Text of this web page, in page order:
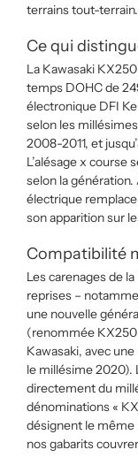
terrains tout-terrain.
Ce qui
La Kawasaki
temps DOHC de
électronique DFI
selon les
2008-2011, et
L’alésage x course
selon la
électrique
son apparition sur
Compatibilité
Les carenages de
reprises –
une nouvelle
(renommée
Kawasaki, avec
le millésime 2020).
directement du
dénominations «
désignent le même
nos gabarits